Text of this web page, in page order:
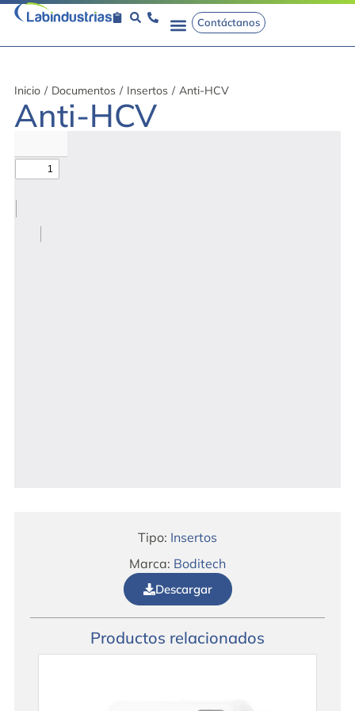
Contáctanos
Inicio / Documentos / Insertos / Anti-HCV
Anti-HCV
Tipo: Insertos
Marca: Boditech
Descargar
Productos relacionados